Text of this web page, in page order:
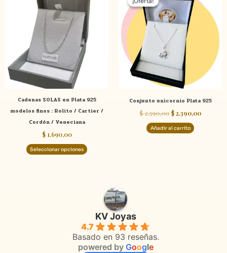
Cadenas SOLAS en Plata 925
modelos finos : Rolito / Cartier /
Cordón / Veneciana
$1.690,00
Seleccionar opciones
tiene
múltiples
variantes.
en
la
producto
Conjunto unicornio Plata 925
$2.590,00
original
era:
$ 2.590,00.
$2.390,00
actual
es:
$
Añadir al carrito
KV Joyas
4.7
Basado en 93 reseñas.
powered by Google